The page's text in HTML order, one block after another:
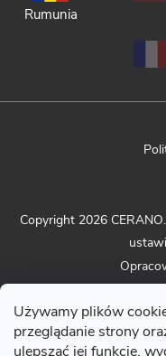
Używamy plików
przeglądanie strony
ulepszać jej funkcje,
Rumunia
Copyright 2026 CERANO